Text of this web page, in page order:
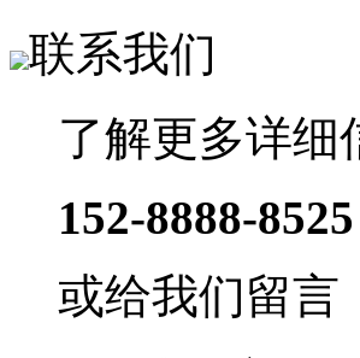
联系我们
了解更多详细
152-8888-8525
或给我们留言